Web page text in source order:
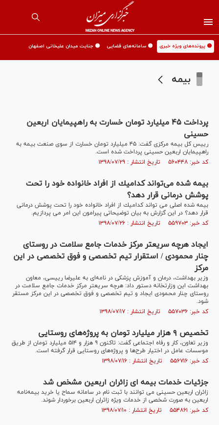
🟡 پرونده‌های ویژه خبری 🟡 سامانه‌های قضایی 🟡 جنایت میدان علیخانی اصفهان
بیمه
پرداخت ۴۵ میلیارد تومان خسارت به راهپیمایان اربعین
حسینی
رییس کل بیمه مرکزی گفت: ۴۵ میلیارد تومان خسارت از سوی صنعت بیمه به
راهپیمایان اربعین حسینی پرداخت شده است.
کد خبر: ۵۶۰۴۴۸ تاریخ انتشار : ۱۳۹۸/۰۷/۲۹
بيمه شده می‌تواند كداميك از افراد خانواده خود را تحت
پوشش درمانی قرار دهد؟
بيمه شده اصلی می تواند كداميك از افراد خانواده خود را تحت پوشش درمانی
قرار دهد؟ در این گزارش به بیان توضیحاتی پیرامون این امر می پردازیم.
کد خبر: ۵۵۹۷۰۳ تاریخ انتشار : ۱۳۹۸/۰۷/۲۶
ایجاد هرچه سریعتر مرکز خدمات جامع سلامت در روستای
چنار محمودی / استقرار تیم تخصصی و فوق تخصصی در این
مرکز
وزیر بهداشت، درمان و آموزش پزشکی در نامه‌ای به علیرضا رییسی، معاون
بهداشت این وزارتخانه دستور داد: هرچه سریعتر مرکز خدمات جامع سلامت در
روستای چنار محمودی ایجاد و تیم تخصصی و فوق تخصصی در این مرکز مستقر
شود.
کد خبر: ۵۵۷۰۳۶ تاریخ انتشار : ۱۳۹۸/۰۷/۱۷
تخصیص ۹ هزار میلیارد تومان به پروژه‌های روستایی
وزیر تعاون، کار و رفاه اجتماعی گفت: تاکنون ۹ هزار و ۵۱۴ میلیارد تومان از طریق
موسسات عامل در اختیار طرح‌ها و پروژه‌های روستایی قرار گرفته است.
کد خبر: ۵۵۶۷۱۶ تاریخ انتشار : ۱۳۹۸/۰۷/۱۶
جزئیات خدمات بیمه ای زائران اربعین مشخص شد
زائران اربعین حسینی می توانند با ثبت نام در سامانه سماح یا خرید بیمه‌نامه
اربعین به صورت شخصی از خدمات ویژه زائران اربعین برخوردار شوند.
کد خبر: ۵۵۴۸۶۱ تاریخ انتشار : ۱۳۹۸/۰۷/۱۰